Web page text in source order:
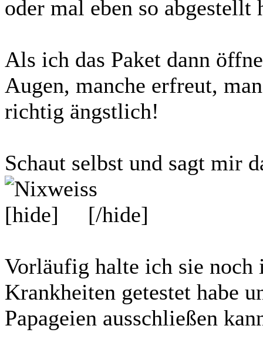
oder mal eben so abgestellt
Als ich das Paket dann
Augen, manche erfreut,
richtig ängstlich!
Schaut selbst und sagt mir
[hide] [/hide]
Vorläufig halte ich sie noch
Krankheiten getestet habe
Papageien ausschließen